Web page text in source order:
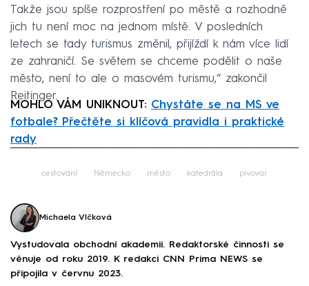
Takže jsou spíše rozprostření po městě a rozhodně
jich tu není moc na jednom místě. V posledních
letech se tady turismus změnil, přijíždí k nám více lidí
ze zahraničí. Se světem se chceme podělit o naše
město, není to ale o masovém turismu,“ zakončil
Reitinger.
MOHLO VÁM UNIKNOUT: Chystáte se na MS ve
fotbale? Přečtěte si klíčová pravidla i praktické
rady
cestování Německo město katedrála pivovar
Michaela Vlčková
Vystudovala obchodní akademii. Redaktorské činnosti se
věnuje od roku 2019. K redakci CNN Prima NEWS se
připojila v červnu 2023.